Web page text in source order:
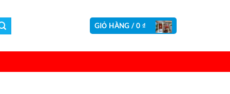
GIỎ HÀNG /0 ₫